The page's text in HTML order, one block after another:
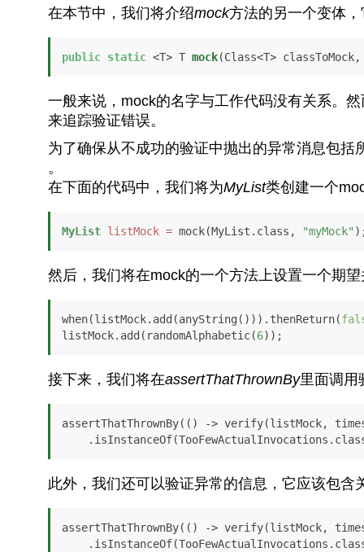
在本节中，我们将介绍mock方法的另一个变体
public static <T> T mock(Class<T>
一般来说，mock的名字与工作代码没有关系。
来追踪验证错误。
为了确保从不成功的验证中抛出的异常消息包括
。
在下面的代码中，我们将为MyList类创建一个
MyList listMock = mock(MyList.class, "myMock"
然后，我们将在mock的一个方法上设置一个期
when(listMock.add(anyString())).thenReturn(
listMock.add(randomAlphabetic(6));
接下来，我们将在assertThatThrownBy里面调用
assertThatThrownBy(() -> verify(listMock,
此外，我们还可以验证异常的信息，它应该包含
assertThatThrownBy(() -> verify(listMock,